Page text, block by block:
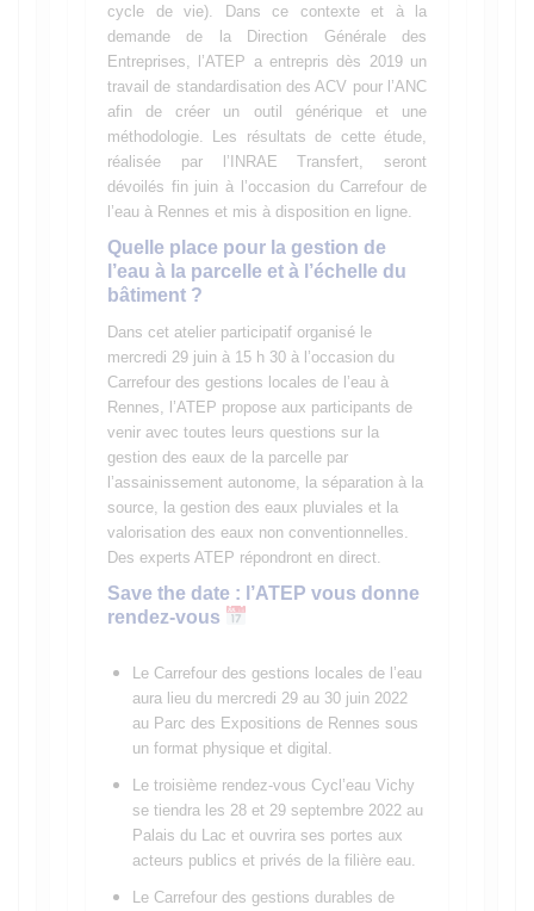
cycle de vie). Dans ce contexte et à la
demande de la Direction Générale des
Entreprises, l’ATEP a entrepris dès 2019 un
travail de standardisation des ACV pour l’ANC
afin de créer un outil générique et une
méthodologie. Les résultats de cette étude,
réalisée par l’INRAE Transfert, seront
dévoilés fin juin à l’occasion du Carrefour de
l’eau à Rennes et mis à disposition en ligne.
Quelle place pour la gestion de
l’eau à la parcelle et à l’échelle du
bâtiment ?
Dans cet atelier participatif organisé le
mercredi 29 juin à 15 h 30 à l’occasion du
Carrefour des gestions locales de l’eau à
Rennes, l’ATEP propose aux participants de
venir avec toutes leurs questions sur la
gestion des eaux de la parcelle par
l’assainissement autonome, la séparation à la
source, la gestion des eaux pluviales et la
valorisation des eaux non conventionnelles.
Des experts ATEP répondront en direct.
Save the date : l’ATEP vous donne
rendez-vous
Le Carrefour des gestions locales de l’eau
aura lieu du mercredi 29 au 30 juin 2022
au Parc des Expositions de Rennes sous
un format physique et digital.
Le troisième rendez-vous Cycl’eau Vichy
se tiendra les 28 et 29 septembre 2022 au
Palais du Lac et ouvrira ses portes aux
acteurs publics et privés de la filière eau.
Le Carrefour des gestions durables de